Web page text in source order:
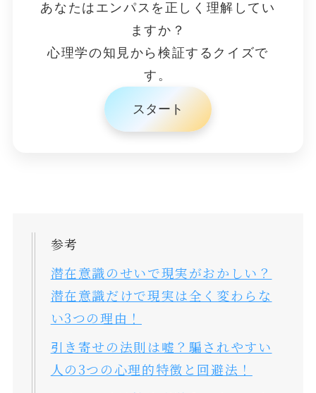
あなたはエンパスを正しく理解してい
ますか？
心理学の知見から検証するクイズで
す。
スタート
参考
潜在意識のせいで現実がおかしい？
潜在意識だけで現実は全く変わらな
い3つの理由！
引き寄せの法則は嘘？騙されやすい
人の3つの心理的特徴と回避法！